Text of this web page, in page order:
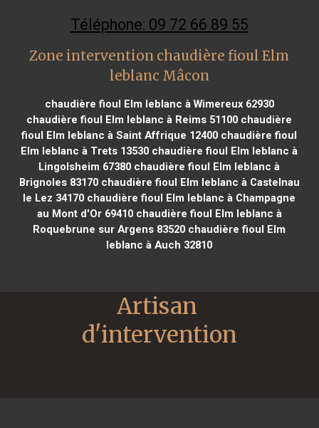
Téléphone: 09 72 66 89 55
Zone intervention chaudière fioul Elm
leblanc Mâcon
chaudière fioul Elm leblanc à Wimereux 62930
chaudière fioul Elm leblanc à Reims 51100 chaudière
fioul Elm leblanc à Saint Affrique 12400 chaudière fioul
Elm leblanc à Trets 13530 chaudière fioul Elm leblanc à
Lingolsheim 67380 chaudière fioul Elm leblanc à
Brignoles 83170chaudière fioul Elm leblanc à Castelnau
le Lez 34170 chaudière fioul Elm leblanc à Champagne
au Mont d'Or 69410chaudière fioul Elm leblanc à
Roquebrune sur Argens 83520 chaudière fioul Elm
leblanc à Auch 32810
Artisan
d'intervention